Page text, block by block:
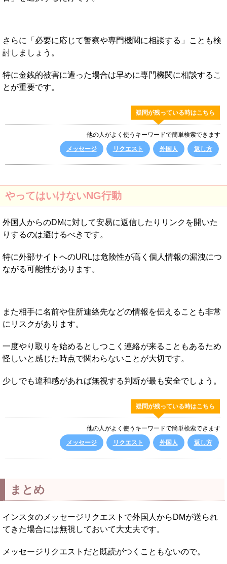
さらに「必要に応じて警察や専門機関に相談する」ことも検
討しましょう。
特に金銭的被害に遭った場合は早めに専門機関に相談するこ
とが重要です。
疑問が残っている時はこちら
他の人がよく使うキーワードで簡単検索できます
メッセージ
リクエスト 外国人 返し方
やってはいけないNG行動
外国人からのDMに対して安易に返信したりリンクを開いた
りするのは避けるべきです。
特に外部サイトへのURLは危険性が高く個人情報の漏洩につ
ながる可能性があります。
また相手に名前や住所連絡先などの情報を伝えることも非常
にリスクがあります。
一度やり取りを始めるとしつこく連絡が来ることもあるため
怪しいと感じた時点で関わらないことが大切です。
少しでも違和感があれば無視する判断が最も安全でしょう。
疑問が残っている時はこちら
他の人がよく使うキーワードで簡単検索できます
メッセージ
リクエスト 外国人 返し方
まとめ
インスタのメッセージリクエストで外国人からDMが送られ
てきた場合には無視しておいて大丈夫です。
メッセージリクエストだと既読がつくこともないので。